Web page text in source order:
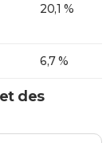
20,1 %
6,7 %
des